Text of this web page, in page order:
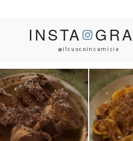
INSTA
@ilcuocoincamicia